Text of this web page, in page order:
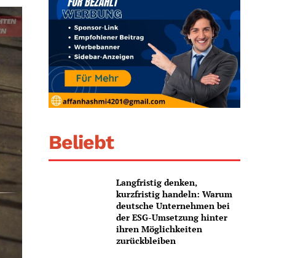
Beliebt
Langfristig denken,
kurzfristig handeln: Warum
deutsche Unternehmen bei
der ESG-Umsetzung hinter
ihren Möglichkeiten
zurückbleiben